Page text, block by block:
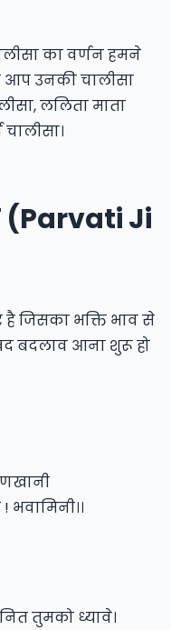
का वर्णन हमने
उनकी चालीसा
,ललिता माता
चालीसा।
(Parvati Ji
है जिसका भक्ति भाव से
बदलाव आना शुरू हो
भवामिनी।।
तुमको ध्यावे।